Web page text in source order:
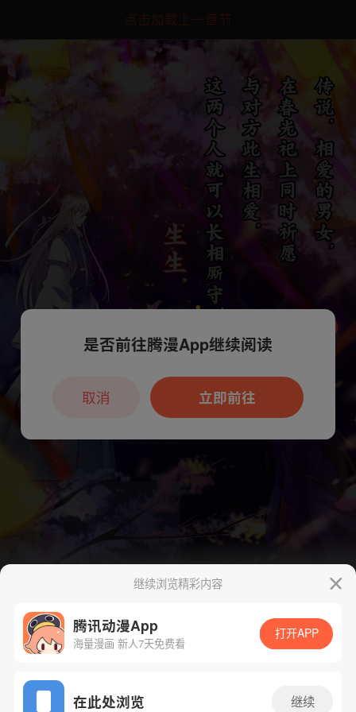
点击加载上一章节
App免费看
下一话
继续浏览精彩内容
腾讯动漫App
海量漫画 新人7天免费看
打开APP
在此处浏览 继续
本章节仅支持App阅读，可打开App新用
户7天免费看
是否前往腾漫App继续阅读
立即前往
取消